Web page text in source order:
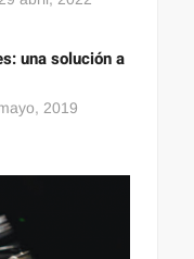
una solución a
2019